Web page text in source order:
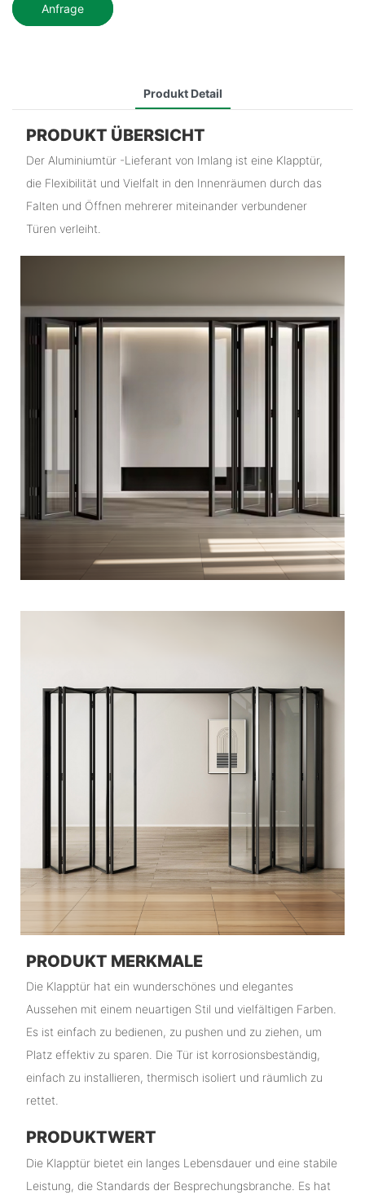
Anfrage
Produkt Detail
PRODUKT ÜBERSICHT
Der Aluminiumtür -Lieferant von Imlang ist eine Klapptür,
die Flexibilität und Vielfalt in den Innenräumen durch das
Falten und Öffnen mehrerer miteinander verbundener
Türen verleiht.
PRODUKT MERKMALE
Die Klapptür hat ein wunderschönes und elegantes
Aussehen mit einem neuartigen Stil und vielfältigen Farben.
Es ist einfach zu bedienen, zu pushen und zu ziehen, um
Platz effektiv zu sparen. Die Tür ist korrosionsbeständig,
einfach zu installieren, thermisch isoliert und räumlich zu
rettet.
PRODUKTWERT
Die Klapptür bietet ein langes Lebensdauer und eine stabile
Leistung, die Standards der Besprechungsbranche. Es hat